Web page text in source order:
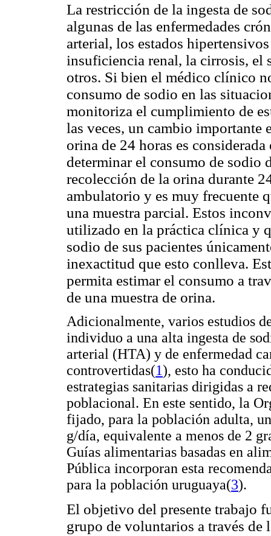
La restricción de la ingesta de
algunas de las enfermedades
arterial, los estados
insuficiencia renal, la cirrosis, el
otros. Si bien el médico clínico
consumo de sodio en las
monitoriza el cumplimiento de
las veces, un cambio importante
orina de 24 horas es
determinar el consumo de
recolección de la orina durante
ambulatorio y es muy frecuente
una muestra parcial. Estos
utilizado en la práctica clínica y
sodio de sus pacientes
inexactitud que esto conlleva.
permita estimar el consumo a
de una muestra de orina.
Adicionalmente, varios estudios
individuo a una alta ingesta de
arterial (HTA) y de enfermedad
controvertidas(1), esto ha
estrategias sanitarias dirigidas a
poblacional. En este sentido, la
fijado, para la población adulta,
g/día, equivalente a menos de 2
Guías alimentarias basadas en
Pública incorporan esta
para la población uruguaya(3).
El objetivo del presente trabajo
grupo de voluntarios a través de